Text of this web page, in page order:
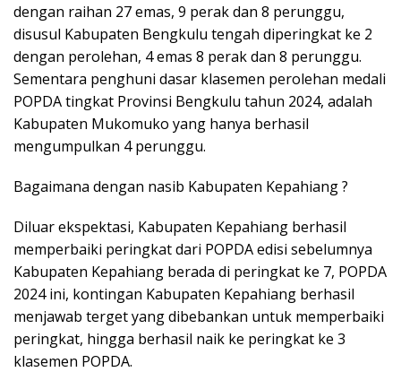
dengan raihan 27 emas, 9 perak dan 8 perunggu,
disusul Kabupaten Bengkulu tengah diperingkat ke 2
dengan perolehan, 4 emas 8 perak dan 8 perunggu.
Sementara penghuni dasar klasemen perolehan medali
POPDA tingkat Provinsi Bengkulu tahun 2024, adalah
Kabupaten Mukomuko yang hanya berhasil
mengumpulkan 4 perunggu.
Bagaimana dengan nasib Kabupaten Kepahiang ?
Diluar ekspektasi, Kabupaten Kepahiang berhasil
memperbaiki peringkat dari POPDA edisi sebelumnya
Kabupaten Kepahiang berada di peringkat ke 7, POPDA
2024 ini, kontingan Kabupaten Kepahiang berhasil
menjawab terget yang dibebankan untuk memperbaiki
peringkat, hingga berhasil naik ke peringkat ke 3
klasemen POPDA.